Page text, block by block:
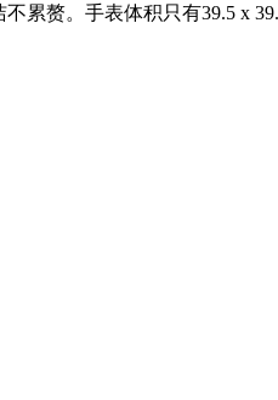
赘。手表体积只有39.5 x